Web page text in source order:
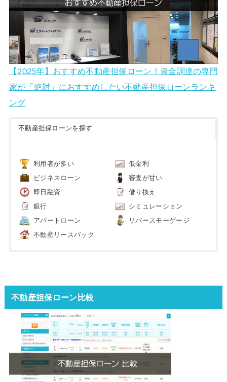
【2025年】おすすめ不動産担保ローン！資金調達の専門
家が「絶対」におすすめしたい不動産担保ローンランキ
ング
不動産担保ローンを探す
利用者が多い 低金利
ビジネスローン 審査が甘い
即日融資 借り換え
銀行 シミュレーション
アパートローン リバースモーゲージ
不動産リースバック
不動産担保ローン比較